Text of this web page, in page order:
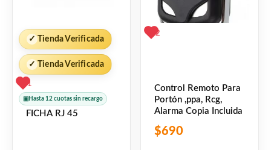
como para ajustar su configuración.
✓ Tienda Verificada
✓ Tienda Verificada
1
▣ Hasta 12 cuotas sin recargo
FICHA RJ 45
2
Control Remoto Para
Portón ,ppa, Rcg,
Alarma Copia Incluida
$690